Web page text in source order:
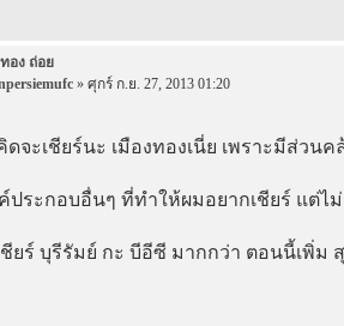
อง ถ่อย
» ศุกร์ ก.ย. 27, 2013 01:20
ดจะเชียร์นะ เมืองทองเนี่ย เพราะมีส่วน
ประกอบอื่นๆ ที่ทำให้ผมอยากเชียร์ แต่ไ
ชียร์ บุรีรัมย์ กะ บีอีซี มากกว่า ตอนนี้เพิ่ม